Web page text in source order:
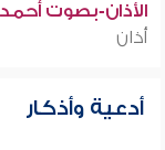
الأذان-بصوت
أذان
أدعية وأذكار